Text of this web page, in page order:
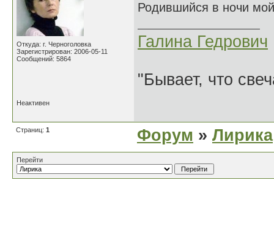
Откуда: г. Черноголовка
Зарегистрирован: 2006-05-11
Сообщений: 5864
Родившийся в ночи
Галина Гедрович
"Бывает, что
Неактивен
Страниц: 1 Форум » Лирика
Перейти